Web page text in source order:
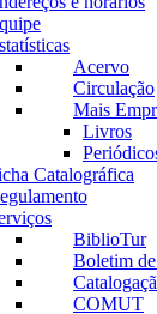
Acervo
Circulação
Mais
Livros
Catalográfica
BiblioTur
Boletim
COMUT